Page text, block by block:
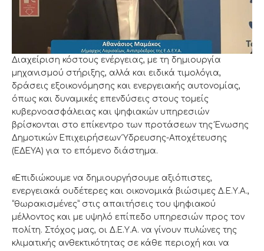
Διαχείριση κόστους ενέργειας, με τη δημιουργία
μηχανισμού στήριξης, αλλά και ειδικά τιμολόγια,
δράσεις εξοικονόμησης και ενεργειακής αυτονομίας,
όπως και δυναμικές επενδύσεις στους τομείς
κυβερνοασφάλειας και ψηφιακών υπηρεσιών
βρίσκονται στο επίκεντρο των προτάσεων της Ένωσης
Δημοτικών Επιχειρήσεων Ύδρευσης-Αποχέτευσης
(ΕΔΕΥΑ) για το επόμενο διάστημα.
«Επιδιώκουμε να δημιουργήσουμε αξιόπιστες,
ενεργειακά ουδέτερες και οικονομικά βιώσιμες Δ.Ε.Υ.Α.,
“θωρακισμένες” στις απαιτήσεις του ψηφιακού
μέλλοντος και με υψηλό επίπεδο υπηρεσιών προς τον
πολίτη. Στόχος μας, οι Δ.Ε.Υ.Α. να γίνουν πυλώνες της
κλιματικής ανθεκτικότητας σε κάθε περιοχή και να